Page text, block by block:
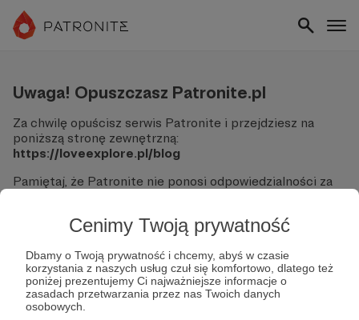
Cenimy Twoją prywatność
Dbamy o Twoją prywatność i chcemy, abyś w czasie
korzystania z naszych usług czuł się komfortowo, dlatego też
poniżej prezentujemy Ci najważniejsze informacje o
zasadach przetwarzania przez nas Twoich danych
osobowych.
Uwaga! Opuszczasz Patronite.pl
Za chwilę opuścisz serwis Patronite i przejdziesz na
poniższą stronę zewnętrzną:
https://loveexplore.pl/blog
Pamiętaj, że Patronite nie ponosi odpowiedzialności za
Nie podawaj swoich danych logowania ani informacji
finansowych na podjerzanych stronach.
Sprawdź dokładnie adres URL, zanim klikniesz przycisk
"Tak, przejdź do strony".
Jeśli masz wątpliwości, wróć do Patronite i zweryfikuj
link.